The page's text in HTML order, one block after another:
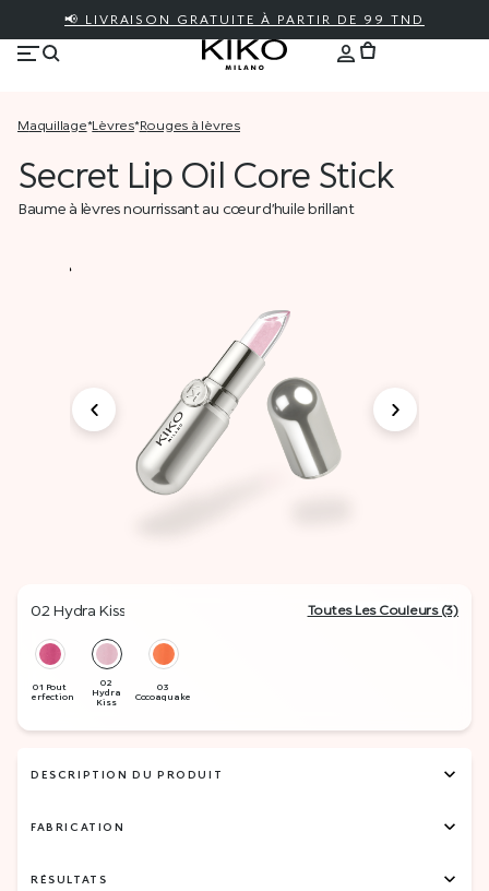
📢 LIVRAISON GRATUITE À PARTIR DE 99 TND
maquillage* lèvres* rouges à lèvres
Secret Lip Oil Core Stick
Baume à lèvres nourrissant au cœur d’huile brillant
Toutes Les Couleurs (3)
02 Hydra Kiss
DESCRIPTION DU PRODUIT
FABRICATION
RÉSULTATS